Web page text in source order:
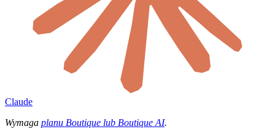
Claude
Wymaga planu Boutique lub Boutique AI.